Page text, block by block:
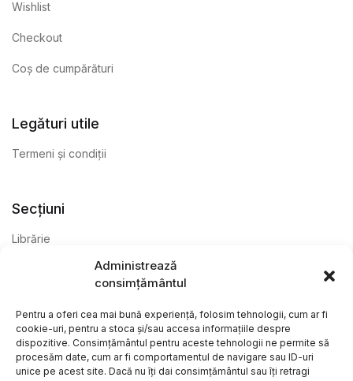
Administrează
consimțământul
Pentru a oferi cea mai bună experiență, folosim tehnologii, cum ar fi
cookie-uri, pentru a stoca și/sau accesa informațiile despre
dispozitive. Consimțământul pentru aceste tehnologii ne permite să
procesăm date, cum ar fi comportamentul de navigare sau ID-uri
unice pe acest site. Dacă nu îți dai consimțământul sau îți retragi
Wishlist
Checkout
Coș de cumpărături
Legături utile
Termeni și condiții
Secțiuni
Librărie